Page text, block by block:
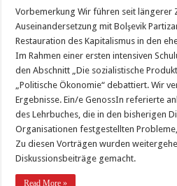
Vorbemerkung Wir führen seit längerer
Auseinandersetzung mit Bolşevik
Restauration des Kapitalismus in den
Im Rahmen einer ersten intensiven
den Abschnitt „Die sozialistische
„Politische Ökonomie“ debattiert. Wir
Ergebnisse. Ein/e GenossIn referierte
des Lehrbuches, die in den bisherigen
Organisationen festgestellten
Zu diesen Vorträgen wurden
Diskussionsbeiträge gemacht.
Read More »